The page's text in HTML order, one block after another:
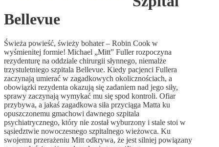
Bellevue
Świeża powieść, świeży bohater – Robin Cook w
wyśmienitej formie! Michael „Mitt” Fuller rozpoczyna
rezydenturę na oddziale chirurgii słynnego, niemalże
trzystuletniego szpitala Bellevue. Kiedy pacjenci Fullera
zaczynają umierać w zagadkowych okolicznościach, a
obowiązki rezydenta okazują się zadaniem nad jego siły,
sprawy zaczynają wymykać mu się spod kontroli. Ofiar
przybywa, a jakaś zagadkowa siła przyciąga Matta ku
opuszczonemu gmachowi dawnego szpitala
psychiatrycznego, który nie został wyburzony i stale stoi w
sąsiedztwie nowoczesnego szpitalnego wieżowca. Ku
swojemu przerażeniu Mitt odkrywa, że jest silniej powiązany